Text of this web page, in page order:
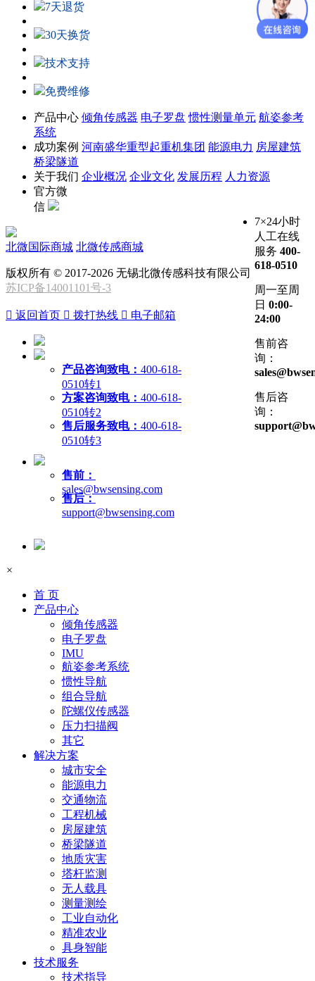
7天退货
30天换货
技术支持
免费维修
产品中心 倾角传感器 电子罗盘 惯性测量单元 航姿参考
系统
成功案例 河南盛华重型起重机集团 能源电力 房屋建筑
桥梁隧道
关于我们 企业概况 企业文化 发展历程 人力资源
官方微
信
7×24小时
人工在线
服务 400-
618-0510
周一至周
日 0:00-
24:00
售前咨
询：
售后咨
询：
北微国际商城 北微传感商城
版权所有 © 2017-2026 无锡北微传感科技有限公司
苏ICP备14001101号-3
 返回首页  拨打热线  电子邮箱
产品咨询致电： 400-618-
0510转1
方案咨询致电： 400-618-
0510转2
售后服务致电： 400-618-
0510转3
售前：
sales@bwsensing.com
售后：
support@bwsensing.com
×
首 页
产品中心
倾角传感器
电子罗盘
IMU
航姿参考系统
惯性导航
组合导航
陀螺仪传感器
压力扫描阀
其它
解决方案
城市安全
能源电力
交通物流
工程机械
房屋建筑
桥梁隧道
地质灾害
塔杆监测
无人载具
测量测绘
工业自动化
精准农业
具身智能
技术服务
技术指导